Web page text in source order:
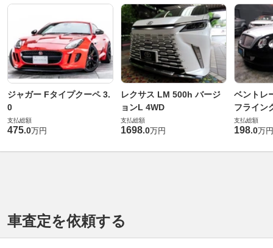
ジャガー Fタイプクーペ 3.
0
支払総額
475.0万円
レクサス LM 500h バージ
ョンL 4WD
支払総額
1698.0万円
ベントレ
フライン
支払総額
198.0万円
車査定を依頼する